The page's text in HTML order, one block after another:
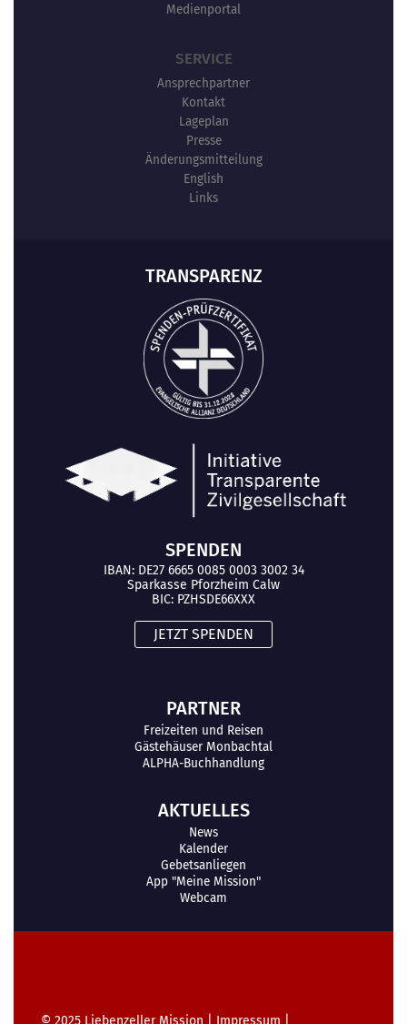
Medienportal
SERVICE
Ansprechpartner
Kontakt
Lageplan
Presse
Änderungsmitteilung
English
Links
TRANSPARENZ
SPENDEN
IBAN: DE27 6665 0085 0003 3002 34
Sparkasse Pforzheim Calw
BIC: PZHSDE66XXX
JETZT SPENDEN
PARTNER
Freizeiten und Reisen
Gästehäuser Monbachtal
ALPHA-Buchhandlung
AKTUELLES
News
Kalender
Gebetsanliegen
App "Meine Mission"
Webcam
© 2025 Liebenzeller Mission Impressum